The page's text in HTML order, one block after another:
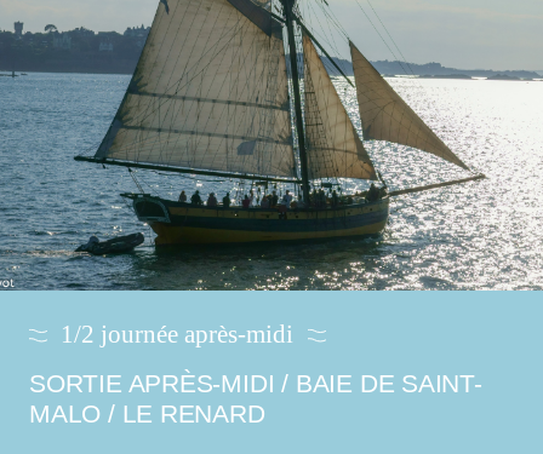
1/2 journée après-midi
SORTIE APRÈS-MIDI / BAIE DE SAINT-
MALO / LE RENARD